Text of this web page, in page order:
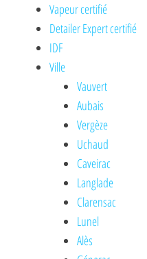
Vapeur certifié
Detailer Expert certifié
IDF
Ville
Vauvert
Aubais
Vergèze
Uchaud
Caveirac
Langlade
Clarensac
Lunel
Alès